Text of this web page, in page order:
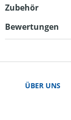
Zubehör
Bewertungen
ÜBER UNS